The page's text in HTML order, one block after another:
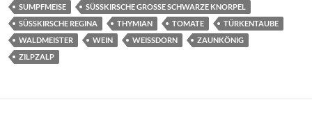
SUMPFMEISE
SÜSSKIRSCHE GROSSE SCHWARZE KNORPEL
SÜSSKIRSCHE REGINA
THYMIAN TOMATE
TÜRKENTAUBE
WALDMEISTER
WEIN WEISSDORN
ZAUNKÖNIG
ZILPZALP